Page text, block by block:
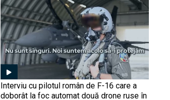
Premieră militară istorică:
O dronă ucraineană FPV a
doborât în Rusia un
elicopter Mi-8, lovind de
sus în elice (Video).
Vânătorul a devenit pradă
Un „Ferrari” al
distrugătoarelor de tancuri
a apărut pe frontul
ucrainean. Ce poate face
Interviu cu pilotul român de F-16 care a
doborât la foc automat două drone ruse în